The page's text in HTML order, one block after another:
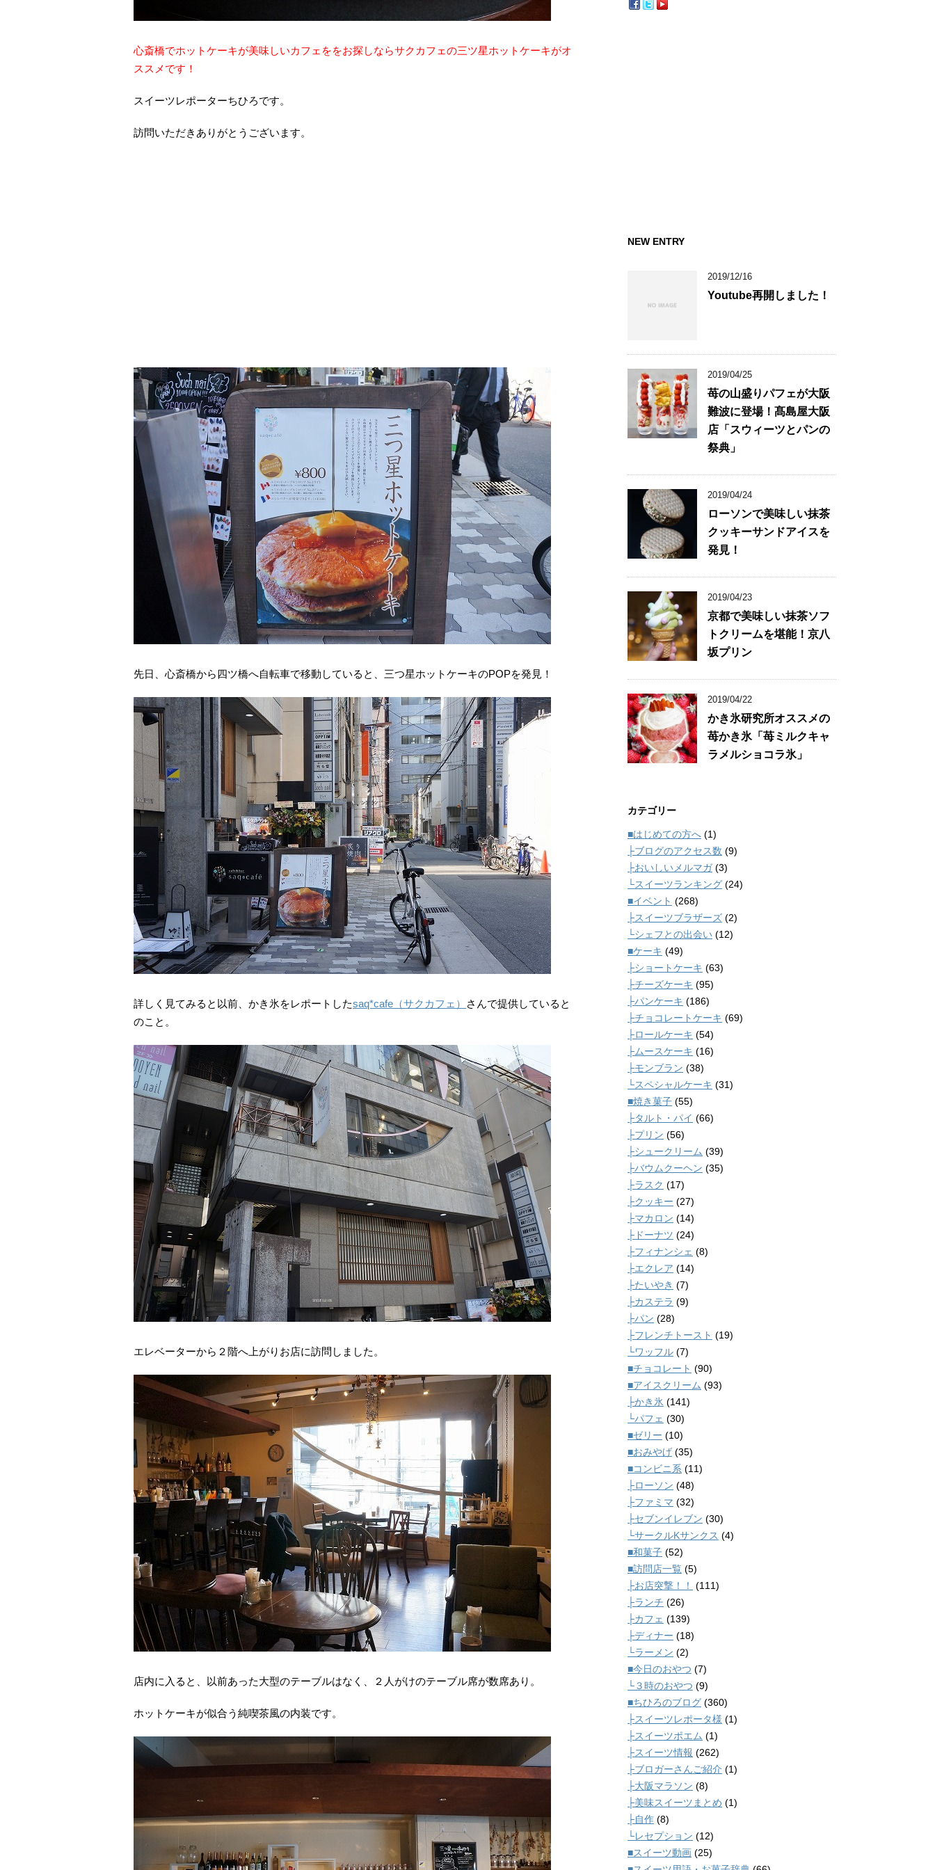
心斎橋でホットケーキが美味しいカフェををお探しならサクカフェの三ツ星ホットケーキがオ
ススメです！
スイーツレポーターちひろです。
訪問いただきありがとうございます。
先日、心斎橋から四ツ橋へ自転車で移動していると、三つ星ホットケーキのPOPを発見！
詳しく見てみると以前、かき氷をレポートしたsaq*cafe（サクカフェ）
さんで提供していると
のこと。
エレベーターから２階へ上がりお店に訪問しました。
店内に入ると、以前あった大型のテーブルはなく、２人がけのテーブル席が数席あり。
ホットケーキが似合う純喫茶風の内装です。
NEW ENTRY
2019/12/16
Youtube再開しました！
2019/04/25
苺の山盛りパフェが大阪
難波に登場！髙島屋大阪
店「スウィーツとパンの
祭典」
2019/04/24
ローソンで美味しい抹茶
クッキーサンドアイスを
発見！
2019/04/23
京都で美味しい抹茶ソフ
トクリームを堪能！京八
坂プリン
2019/04/22
かき氷研究所オススメの
苺かき氷「苺ミルクキャ
ラメルショコラ氷」
カテゴリー
■はじめての方へ (1)
├ブログのアクセス数 (9)
├おいしいメルマガ(3)
└スイーツランキング (24)
■イベント (268)
├スイーツブラザーズ (2)
└シェフとの出会い (12)
■ケーキ (49)
├ショートケーキ (63)
├チーズケーキ (95)
├パンケーキ (186)
├チョコレートケーキ (69)
├ロールケーキ (54)
├ムースケーキ (16)
├モンブラン (38)
└スペシャルケーキ (31)
■焼き菓子 (55)
├タルト・パイ (66)
├プリン (56)
├シュークリーム (39)
├バウムクーヘン (35)
├ラスク (17)
├クッキー (27)
├マカロン (14)
├ドーナツ (24)
├フィナンシェ (8)
├エクレア (14)
├たいやき (7)
├カステラ (9)
├パン (28)
├フレンチトースト (19)
└ワッフル (7)
■チョコレート (90)
■アイスクリーム (93)
├かき氷 (141)
└パフェ (30)
■ゼリー (10)
■おみやげ (35)
■コンビニ系 (11)
├ローソン (48)
├ファミマ (32)
├セブンイレブン (30)
└サークルKサンクス (4)
■和菓子 (52)
■訪問店一覧 (5)
├お店突撃！！
(111)
├ランチ (26)
├カフェ (139)
├ディナー (18)
└ラーメン (2)
■今日のおやつ (7)
└３時のおやつ (9)
■ちひろのブログ (360)
├スイーツレポータ様 (1)
├スイーツポエム (1)
├スイーツ情報 (262)
├ブロガーさんご紹介 (1)
├大阪マラソン (8)
├美味スイーツまとめ (1)
├自作 (8)
└レセプション (12)
■スイーツ動画 (25)